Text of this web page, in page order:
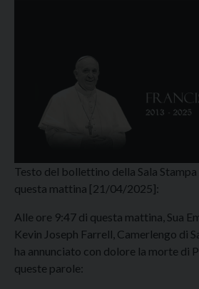
Testo del bollettino della Sala Stampa
questa mattina [21/04/2025]:
Alle ore 9:47 di questa mattina, Sua
Kevin Joseph Farrell, Camerlengo di
ha annunciato con dolore la morte di
queste parole: